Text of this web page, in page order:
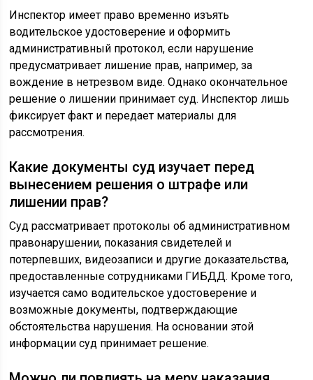
Инспектор имеет право временно изъять
водительское удостоверение и оформить
административный протокол, если нарушение
предусматривает лишение прав, например, за
вождение в нетрезвом виде. Однако окончательное
решение о лишении принимает суд. Инспектор лишь
фиксирует факт и передает материалы для
рассмотрения.
Какие документы суд изучает перед
вынесением решения о штрафе или
лишении прав?
Суд рассматривает протоколы об административном
правонарушении, показания свидетелей и
потерпевших, видеозаписи и другие доказательства,
предоставленные сотрудниками ГИБДД. Кроме того,
изучается само водительское удостоверение и
возможные документы, подтверждающие
обстоятельства нарушения. На основании этой
информации суд принимает решение.